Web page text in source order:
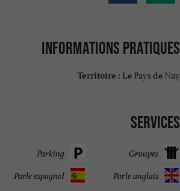
Informations pratiques
Territoire : Le Pays de Nay
Services
Groupes
Parking
Parle anglais
Parle espagnol